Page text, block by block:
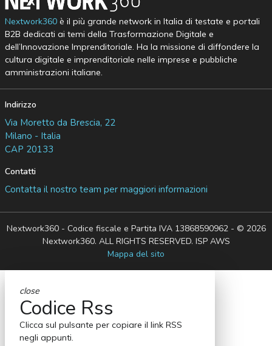
Nextwork360è il più grande network in Italia di testate e portali
B2B dedicati ai temi della Trasformazione Digitale e
dell’Innovazione Imprenditoriale. Ha la missione di diffondere la
cultura digitale e imprenditoriale nelle imprese e pubbliche
amministrazioni italiane.
Indirizzo
Via Moretto da Brescia, 22
Milano - Italia
CAP 20133
Contatti
Contatta il nostro team per maggiori informazioni
Nextwork360 - Codice fiscale e Partita IVA 13868590962 - © 2026
Nextwork360. ALL RIGHTS RESERVED. ISP AWS
Mappa del sito
close
Codice Rss
Clicca sul pulsante per copiare il link RSS
negli appunti.